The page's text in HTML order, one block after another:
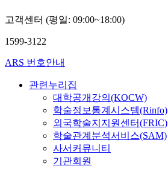
고객센터 (평일: 09:00~18:00)
1599-3122
ARS 번호안내
관련누리집
대학공개강의(KOCW)
학술정보통계시스템(Rinfo)
외국학술지지원센터(FRIC)
학술관계분석서비스(SAM)
사서커뮤니티
기관회원